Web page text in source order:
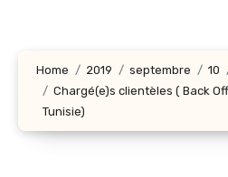
Home 2019 septembre 10
Chargé(e)s clientèles ( Back
Tunisie)